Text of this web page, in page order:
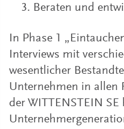
Beraten und
In Phase 1
Interviews mit
wesentlicher
Unternehmen in allen
der WITTENSTEIN